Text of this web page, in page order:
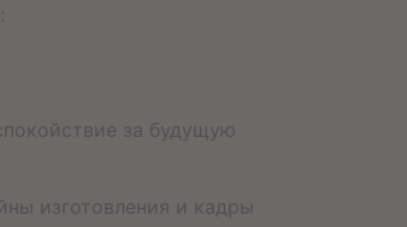
за будущую
изготовления и кадры